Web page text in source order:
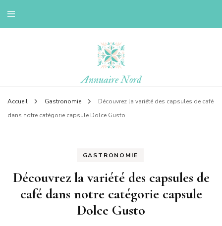
Annuaire nord
Le blog d'une ch'ti du nord
Accueil Gastronomie
Découvrez la variété des capsules de café
dans notre catégorie capsule Dolce Gusto
GASTRONOMIE
Découvrez la variété des capsules de
café dans notre catégorie capsule
Dolce Gusto